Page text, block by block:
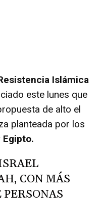
Islámica
este lunes que
de alto el
planteada por los
Egipto.
CON MÁS